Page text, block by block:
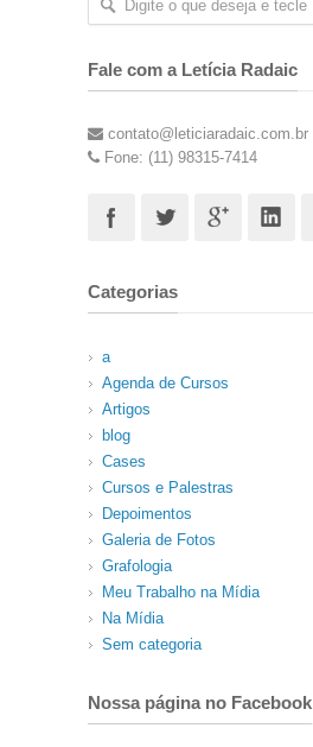
Fale com a Letícia Radaic
contato@leticiaradaic.com.br
Fone: (11) 98315-7414
Categorias
a
Agenda de Cursos
Artigos
blog
Cases
Cursos e Palestras
Depoimentos
Galeria de Fotos
Grafologia
Meu Trabalho na Mídia
Na Mídia
Sem categoria
Nossa página no Facebook